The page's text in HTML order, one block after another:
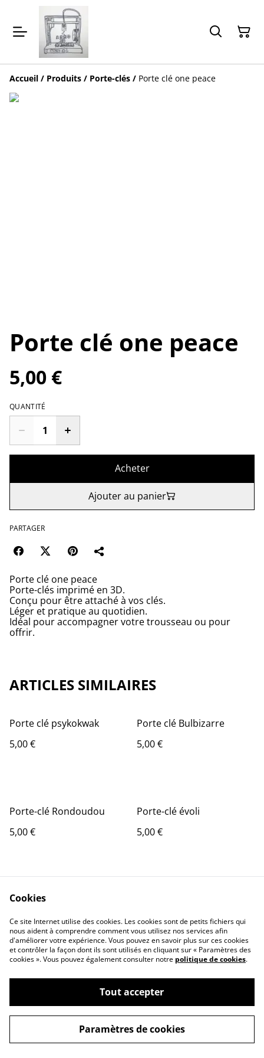
Accueil / Produits / Porte-clés / Porte clé one peace
Porte clé one peace
5,00 €
QUANTITÉ
Acheter
Ajouter au panier
PARTAGER
Porte clé one peace
Porte-clés imprimé en 3D.
Conçu pour être attaché à vos clés.
Léger et pratique au quotidien.
Idéal pour accompagner votre trousseau ou pour
offrir.
ARTICLES SIMILAIRES
Porte clé psykokwak
5,00 €
Porte clé Bulbizarre
5,00 €
Porte-clé Rondoudou
5,00 €
Porte-clé évoli
5,00 €
Contact Us
Legal Terms
Privacy Policy
Cookie Policy
Arno_3d_print
Cookies
Ce site Internet utilise des cookies. Les cookies sont de petits fichiers qui
nous aident à comprendre comment vous utilisez nos services afin
d'améliorer votre expérience. Vous pouvez en savoir plus sur ces cookies
et contrôler la façon dont ils sont utilisés en cliquant sur « Paramètres des
cookies ». Vous pouvez également consulter notre politique de cookies.
Tout accepter
Paramètres de cookies